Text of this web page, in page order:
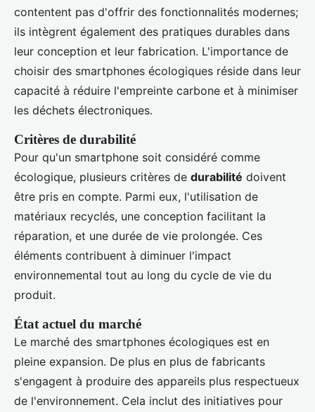
contentent pas d'offrir des fonctionnalités modernes;
ils intègrent également des pratiques durables dans
leur conception et leur fabrication. L'importance de
choisir des smartphones écologiques réside dans leur
capacité à réduire l'empreinte carbone et à minimiser
les déchets électroniques.
Critères de durabilité
Pour qu'un smartphone soit considéré comme
écologique, plusieurs critères de durabilité doivent
être pris en compte. Parmi eux, l'utilisation de
matériaux recyclés, une conception facilitant la
réparation, et une durée de vie prolongée. Ces
éléments contribuent à diminuer l'impact
environnemental tout au long du cycle de vie du
produit.
État actuel du marché
Le marché des smartphones écologiques est en
pleine expansion. De plus en plus de fabricants
s'engagent à produire des appareils plus respectueux
de l'environnement. Cela inclut des initiatives pour